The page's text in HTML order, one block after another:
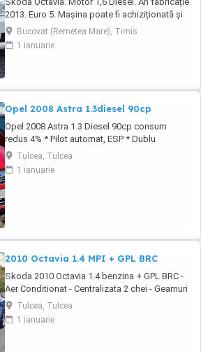
2013. Euro 5. Mașina poate fi achiziționată și
în rate. Tel : 0729927037. Dotări: Aer
condiționat. Geamuri electrice. Oglinzi
electrice. Radio CD. Închidere centralizată.
Bucovat (Remetea Mare), Timis
1 ianuarie
Opel 2008 Astra 1.3diesel 90cp
Opel 2008 Astra 1.3 Diesel 90cp consum
redus 4% * Pilot automat, ESP * Dublu
Climatronic * Geamuri electrice * Oglinzile
electrice * Servodirectie, ABS * Radio CD
original * Computer de bord * Senzori de
Tulcea, Tulcea
1 ianuarie
2010 Octavia 1.4 MPI + GPL BRC
Skoda 2010 Octavia 1.4 benzina + GPL BRC -
Aer Conditionat - Centralizata 2 chei - Geamuri
electrice - Oglinzile electrice - Computer de
bord - Jante din aliaj usor - Folii omologate
RAR - Proiectoare de ceata - RCD original +
Tulcea, Tulcea
1 ianuarie